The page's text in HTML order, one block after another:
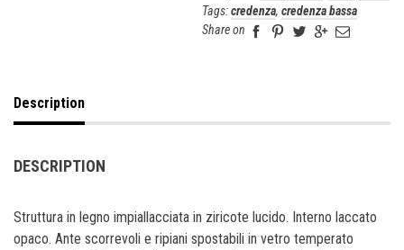
Tags:credenza, credenza bassa
Share on
Description
DESCRIPTION
Struttura in legno impiallacciata in ziricote lucido. Interno laccato
opaco. Ante scorrevoli e ripiani spostabili in vetro temperato